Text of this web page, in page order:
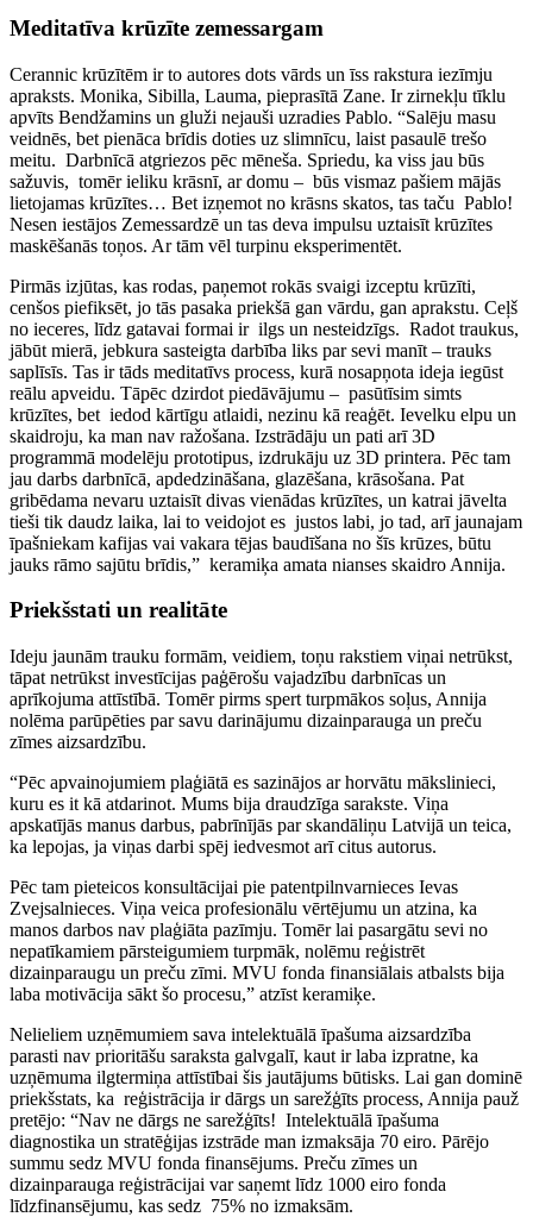
Meditatīva krūzīte zemessargam
Cerannic krūzītēm ir to autores dots vārds un īss rakstura iezīmju
apraksts. Monika, Sibilla, Lauma, pieprasītā Zane. Ir zirnekļu tīklu
apvīts Bendžamins un gluži nejauši uzradies Pablo. “Salēju masu
veidnēs, bet pienāca brīdis doties uz slimnīcu, laist pasaulē trešo
meitu. Darbnīcā atgriezos pēc mēneša. Spriedu, ka viss jau būs
sažuvis, tomēr ieliku krāsnī, ar domu – būs vismaz pašiem mājās
lietojamas krūzītes… Bet izņemot no krāsns skatos, tas taču Pablo!
Nesen iestājos Zemessardzē un tas deva impulsu uztaisīt krūzītes
maskēšanās toņos. Ar tām vēl turpinu eksperimentēt.
Pirmās izjūtas, kas rodas, paņemot rokās svaigi izceptu krūzīti,
cenšos piefiksēt, jo tās pasaka priekšā gan vārdu, gan aprakstu. Ceļš
no ieceres, līdz gatavai formai ir ilgs un nesteidzīgs. Radot traukus,
jābūt mierā, jebkura sasteigta darbība liks par sevi manīt – trauks
saplīsīs. Tas ir tāds meditatīvs process, kurā nosapņota ideja iegūst
reālu apveidu. Tāpēc dzirdot piedāvājumu – pasūtīsim simts
krūzītes, bet iedod kārtīgu atlaidi, nezinu kā reaģēt. Ievelku elpu un
skaidroju, ka man nav ražošana. Izstrādāju un pati arī 3D
programmā modelēju prototipus, izdrukāju uz 3D printera. Pēc tam
jau darbs darbnīcā, apdedzināšana, glazēšana, krāsošana. Pat
gribēdama nevaru uztaisīt divas vienādas krūzītes, un katrai jāvelta
tieši tik daudz laika, lai to veidojot es justos labi, jo tad, arī jaunajam
īpašniekam kafijas vai vakara tējas baudīšana no šīs krūzes, būtu
jauks rāmo sajūtu brīdis,” keramiķa amata nianses skaidro Annija.
Priekšstati un realitāte
Ideju jaunām trauku formām, veidiem, toņu rakstiem viņai netrūkst,
tāpat netrūkst investīcijas paģērošu vajadzību darbnīcas un
aprīkojuma attīstībā. Tomēr pirms spert turpmākos soļus, Annija
nolēma parūpēties par savu darinājumu dizainparauga un preču
zīmes aizsardzību.
“Pēc apvainojumiem plaģiātā es sazinājos ar horvātu mākslinieci,
kuru es it kā atdarinot. Mums bija draudzīga sarakste. Viņa
apskatījās manus darbus, pabrīnījās par skandāliņu Latvijā un teica,
ka lepojas, ja viņas darbi spēj iedvesmot arī citus autorus.
Pēc tam pieteicos konsultācijai pie patentpilnvarnieces Ievas
Zvejsalnieces. Viņa veica profesionālu vērtējumu un atzina, ka
manos darbos nav plaģiāta pazīmju. Tomēr lai pasargātu sevi no
nepatīkamiem pārsteigumiem turpmāk, nolēmu reģistrēt
dizainparaugu un preču zīmi. MVU fonda finansiālais atbalsts bija
laba motivācija sākt šo procesu,” atzīst keramiķe.
Nelieliem uzņēmumiem sava intelektuālā īpašuma aizsardzība
parasti nav prioritāšu saraksta galvgalī, kaut ir laba izpratne, ka
uzņēmuma ilgtermiņa attīstībai šis jautājums būtisks. Lai gan dominē
priekšstats, ka reģistrācija ir dārgs un sarežģīts process, Annija pauž
pretējo: “Nav ne dārgs ne sarežģīts! Intelektuālā īpašuma
diagnostika un stratēģijas izstrāde man izmaksāja 70 eiro. Pārējo
summu sedz MVU fonda finansējums. Preču zīmes un
dizainparauga reģistrācijai var saņemt līdz 1000 eiro fonda
līdzfinansējumu, kas sedz 75% no izmaksām.